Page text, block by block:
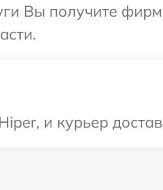
Вы получите
и курьер